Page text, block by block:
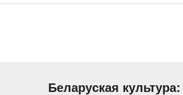
Беларуская